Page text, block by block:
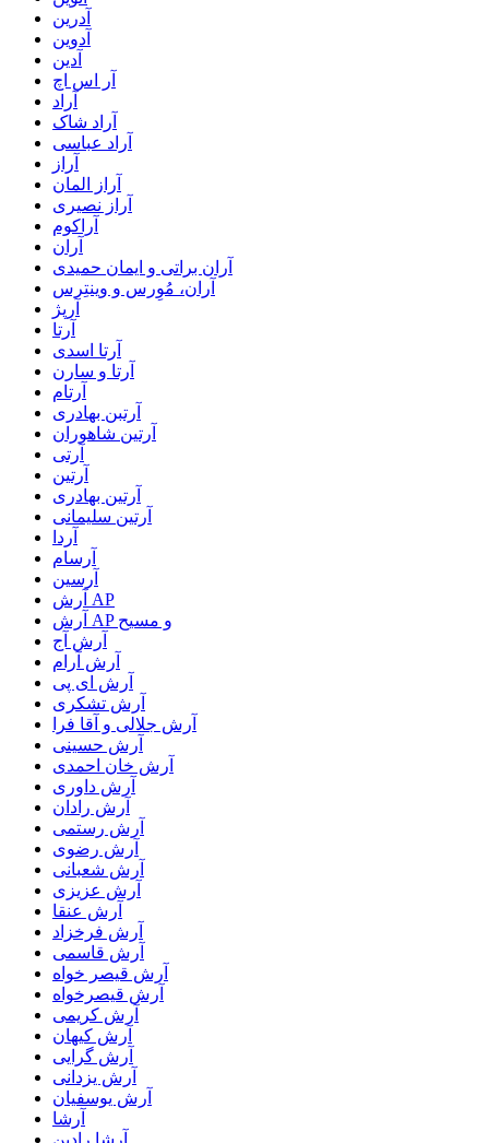
آدرین
آدوین
آدین
آر اس اچ
آراد
آراد شاک
آراد عباسی
آراز
آراز المان
آراز نصیری
آراکوم
آران
آران براتی و ایمان حمیدی
آران، مُوِرس و وینتِرس
آرپژ
آرتا
آرتا اسدی
آرتا و سارن
آرتام
آرتبن بهادری
آرتين شاهوران
آرتی
آرتین
آرتین بهادری
آرتین سلیمانی
آردا
آرسام
آرسین
آرش AP
آرش AP و مسیح
آرش آج
آرش آرام
آرش ای پی
آرش تشکری
آرش جلالی و آقا فرا
آرش حسینی
آرش خان احمدی
آرش داوری
آرش رادان
آرش رستمى
آرش رضوی
آرش شعبانی
آرش عزیزی
آرش عنقا
آرش فرخزاد
آرش قاسمی
آرش قیصر خواه
آرش قیصرخواه
آرش کریمی
آرش کیهان
آرش گرایی
آرش یزدانی
آرش یوسفیان
آرشا